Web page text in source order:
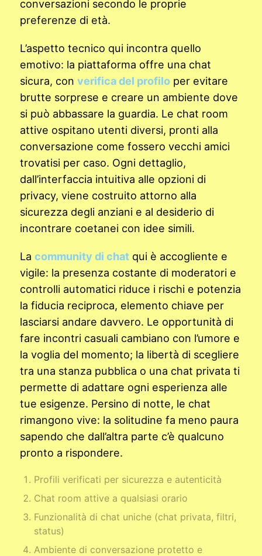
conversazioni secondo le proprie
preferenze di età.
L’aspetto tecnico qui incontra quello
emotivo: la piattaforma offre una chat
sicura, con verifica del profilo per evitare
brutte sorprese e creare un ambiente dove
si può abbassare la guardia. Le chat room
attive ospitano utenti diversi, pronti alla
conversazione come fossero vecchi amici
trovatisi per caso. Ogni dettaglio,
dall’interfaccia intuitiva alle opzioni di
privacy, viene costruito attorno alla
sicurezza degli anziani e al desiderio di
incontrare coetanei con idee simili.
La community di chat qui è accogliente e
vigile: la presenza costante di moderatori e
controlli automatici riduce i rischi e potenzia
la fiducia reciproca, elemento chiave per
lasciarsi andare davvero. Le opportunità di
fare incontri casuali cambiano con l’umore e
la voglia del momento; la libertà di scegliere
tra una stanza pubblica o una chat privata ti
permette di adattare ogni esperienza alle
tue esigenze. Persino di notte, le chat
rimangono vive: la solitudine fa meno paura
sapendo che dall’altra parte c’è qualcuno
pronto a rispondere.
Profili verificati per sicurezza e autenticità
Chat room attive a qualsiasi orario
Funzionalità di chat uniche (chat privata, filtri,
status)
Ambiente di conversazione protetto e